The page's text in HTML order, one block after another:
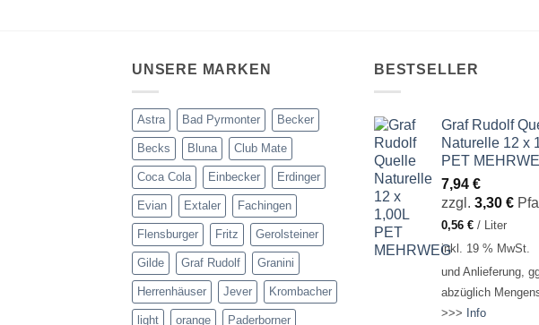
UNSERE MARKEN
Astra Bad Pyrmonter Becker
Becks Bluna Club Mate
Coca Cola Einbecker Erdinger
Evian Extaler Fachingen
Flensburger Fritz Gerolsteiner
Gilde Graf Rudolf Granini
Herrenhäuser Jever Krombacher
light orange Paderborner
BESTSELLER
Graf Rudolf
Naturelle 12 x
PET
7,94 €
zzgl. 3,30 €
0,56 € / Liter
inkl. 19 % MwSt.
und Anlieferung,
abzüglich
>>> Info